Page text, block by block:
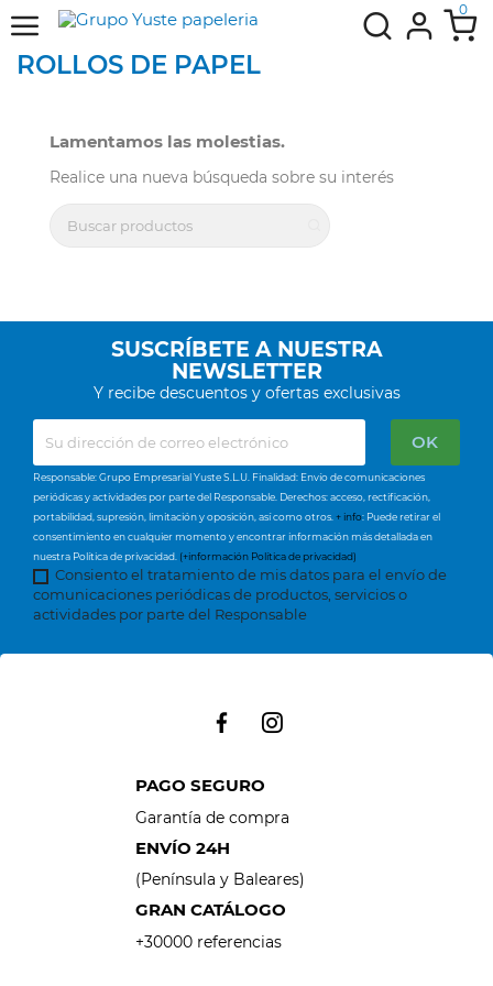
0
ROLLOS DE PAPEL
Lamentamos las molestias.
Realice una nueva búsqueda sobre su interés
SUSCRÍBETE A NUESTRA
NEWSLETTER
Y recibe descuentos y ofertas exclusivas
Responsable: Grupo Empresarial Yuste S.L.U. Finalidad: Envío de comunicaciones
periódicas y actividades por parte del Responsable. Derechos: acceso, rectificación,
portabilidad, supresión, limitación y oposición, así como otros.+ info: Puede retirar el
consentimiento en cualquier momento y encontrar información más detallada en
nuestra Política de privacidad. (+información Política de privacidad)
Consiento el tratamiento de mis datos para el envío de
comunicaciones periódicas de productos, servicios o
actividades por parte del Responsable
PAGO SEGURO
Garantía de compra
ENVÍO 24H
(Península y Baleares)
GRAN CATÁLOGO
+30000 referencias